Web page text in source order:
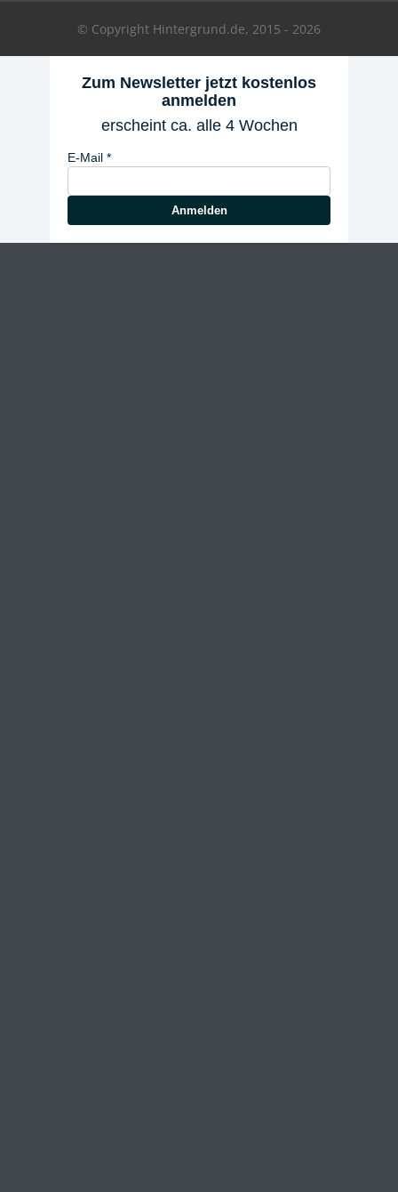
© Copyright Hintergrund.de, 2015 - 2026
Zum Newsletter jetzt kostenlos
anmelden
erscheint ca. alle 4 Wochen
E-Mail
Anmelden